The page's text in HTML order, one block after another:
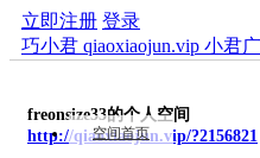
立即注册 登录
巧小君 qiaoxiaojun.vip 小君
freonsize33的个人空间
http://qiaoxiaojun.vip/?2156821
空间首页